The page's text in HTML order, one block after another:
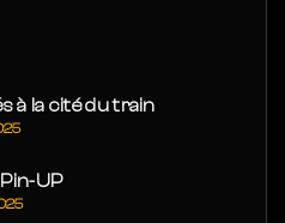
à la cité du train
UP